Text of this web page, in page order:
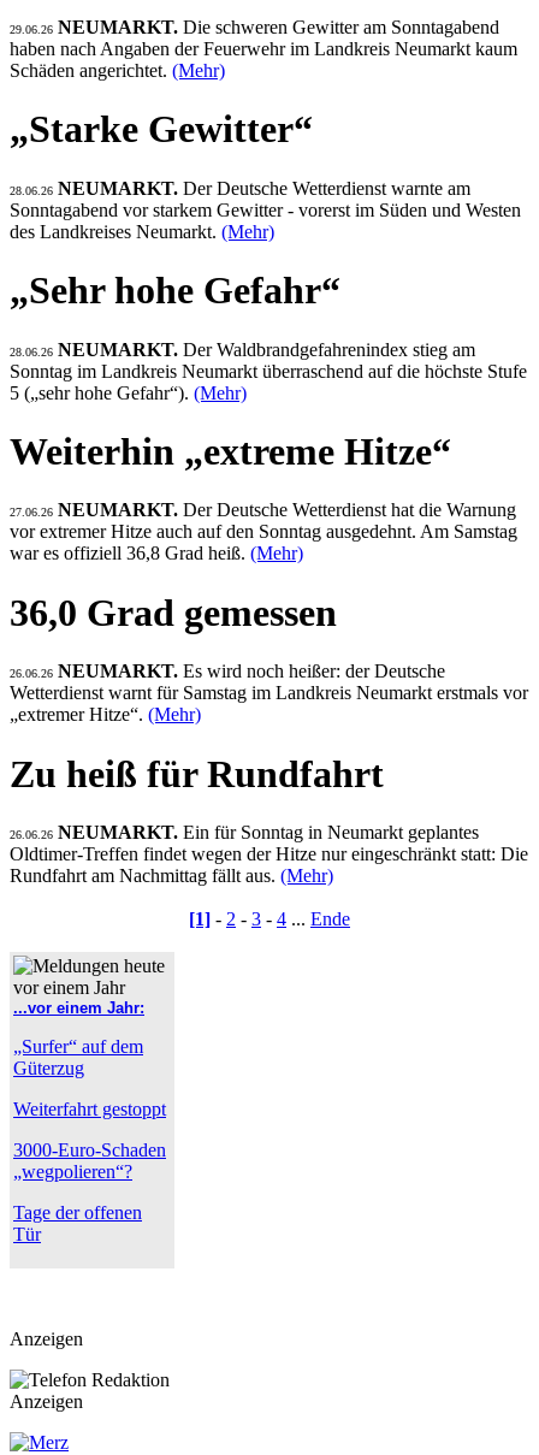
29.06.26 NEUMARKT. Die schweren Gewitter am Sonntagabend
haben nach Angaben der Feuerwehr im Landkreis Neumarkt kaum
Schäden angerichtet. (Mehr)
„Starke Gewitter“
28.06.26 NEUMARKT. Der Deutsche Wetterdienst warnte am
Sonntagabend vor starkem Gewitter - vorerst im Süden und Westen
des Landkreises Neumarkt. (Mehr)
„Sehr hohe Gefahr“
28.06.26 NEUMARKT. Der Waldbrandgefahrenindex stieg am
Sonntag im Landkreis Neumarkt überraschend auf die höchste Stufe
5 („sehr hohe Gefahr“). (Mehr)
Weiterhin „extreme Hitze“
27.06.26 NEUMARKT. Der Deutsche Wetterdienst hat die Warnung
vor extremer Hitze auch auf den Sonntag ausgedehnt. Am Samstag
war es offiziell 36,8 Grad heiß. (Mehr)
36,0 Grad gemessen
26.06.26 NEUMARKT. Es wird noch heißer: der Deutsche
Wetterdienst warnt für Samstag im Landkreis Neumarkt erstmals vor
„extremer Hitze“. (Mehr)
Zu heiß für Rundfahrt
26.06.26 NEUMARKT. Ein für Sonntag in Neumarkt geplantes
Oldtimer-Treffen findet wegen der Hitze nur eingeschränkt statt: Die
Rundfahrt am Nachmittag fällt aus. (Mehr)
[1] - 2 - 3 - 4 ... Ende
...vor einem Jahr:
„Surfer“ auf dem
Güterzug
Weiterfahrt gestoppt
3000-Euro-Schaden
„wegpolieren“?
Tage der offenen
Tür
Anzeigen
Anzeigen